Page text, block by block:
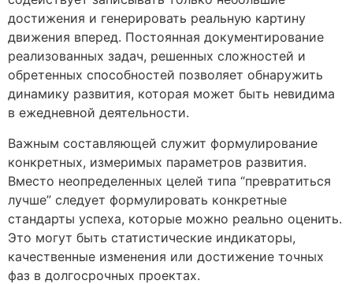
достижения и генерировать реальную картину
движения вперед. Постоянная документирование
реализованных задач, решенных сложностей и
обретенных способностей позволяет обнаружить
динамику развития, которая может быть невидима
в ежедневной деятельности.
Важным составляющей служит формулирование
конкретных, измеримых параметров развития.
Вместо неопределенных целей типа “превратиться
лучше” следует формулировать конкретные
стандарты успеха, которые можно реально оценить.
Это могут быть статистические индикаторы,
качественные изменения или достижение точных
фаз в долгосрочных проектах.